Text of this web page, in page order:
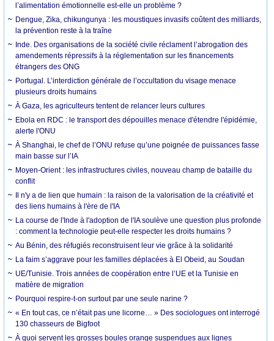
l’alimentation émotionnelle est-elle un problème ?
Dengue, Zika, chikungunya : les moustiques invasifs coûtent des milliards,
la prévention reste à la traîne
Inde. Des organisations de la société civile réclament l’abrogation des
amendements répressifs à la réglementation sur les financements
étrangers des ONG
Portugal. L’interdiction générale de l’occultation du visage menace
plusieurs droits humains
À Gaza, les agriculteurs tentent de relancer leurs cultures
Ebola en RDC : le transport des dépouilles menace d'étendre l'épidémie,
alerte l'ONU
À Shanghai, le chef de l’ONU refuse qu’une poignée de puissances fasse
main basse sur l’IA
Moyen-Orient : les infrastructures civiles, nouveau champ de bataille du
conflit
Il n'y a de lien que humain : la raison de la valorisation de la créativité et
des liens humains à l'ère de l'IA
La course de l'Inde à l'adoption de l'IA soulève une question plus profonde
: comment la technologie peut-elle respecter les droits humains ?
Au Bénin, des réfugiés reconstruisent leur vie grâce à la solidarité
La faim s’aggrave pour les familles déplacées à El Obeid, au Soudan
UE/Tunisie. Trois années de coopération entre l’UE et la Tunisie en
matière de migration
Pourquoi respire-t-on surtout par une seule narine ?
« En tout cas, ce n’était pas une licorne… » Des sociologues ont interrogé
130 chasseurs de Bigfoot
À quoi servent les grosses boules orange suspendues aux lignes